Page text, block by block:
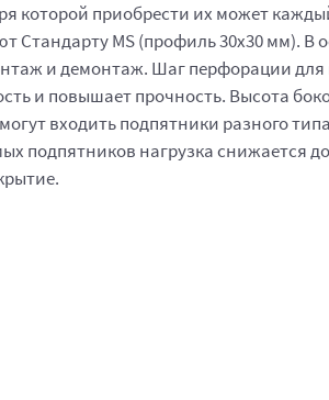
которой приобрести их может
Стандарту MS (профиль 30x30 мм). В
и демонтаж. Шаг перфорации для
и повышает прочность. Высота
входить подпятники разного
подпятников нагрузка снижается до